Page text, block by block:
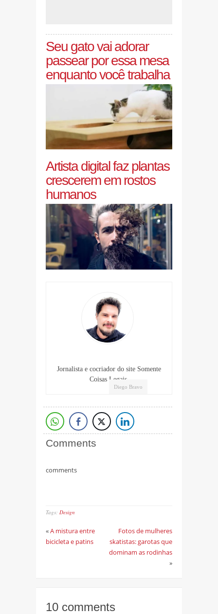
Seu gato vai adorar
passear por essa mesa
enquanto você trabalha
Artista digital faz plantas
crescerem em rostos
humanos
Diego Bravo
Jornalista e cocriador do site Somente
Coisas Legais.
Comments
comments
Tags: Design
«A mistura entre
bicicleta e patins
Fotos de mulheres
skatistas: garotas que
dominam as rodinhas
»
10 comments